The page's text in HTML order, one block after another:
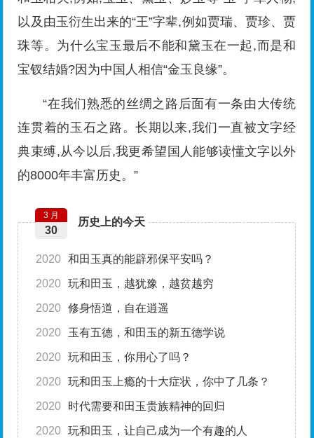
以及由玉衍生出来的“王”字辈,例如贾瑞、贾珍、贾
珠等。为什么宝玉最后不能和黛玉在一起,而是和
宝钗结婚?因为中国人相信“金玉良缘”。
“在我们熟悉的丝绸之路后面有一条由大传统
连贯着的玉石之路。长期以来,我们一直被文字经
典束缚,从今以后,我更希望国人能够读懂文字以外
的8000年丰富历史。”
历史上的今天
3 月
30
2020 和田玉真的能辟邪保平安吗？
2020 玩和田玉，越犹豫，越贫越穷
2020 修身悟道，自在逍遥
2020 玉有五德，和田玉的新五德学说
2020 玩和田玉，你用心了吗？
2020 玩和田玉上瘾的十大症状，你中了几条？
2020 时代需要和田玉贵族精神的回归
2020 玩和田玉，让自己成为一个有趣的人